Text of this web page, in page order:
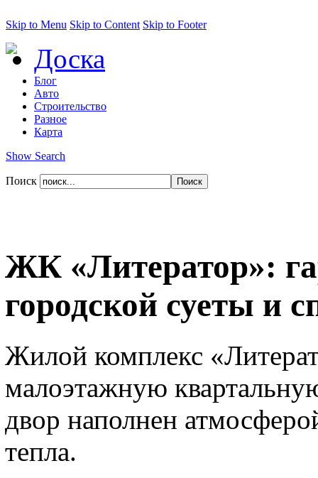
Skip to Menu Skip to Content Skip to Footer
Доска
Блог
Авто
Строительство
Разное
Карта
Show Search
Поиск
ЖК «Литератор»:
городской суеты и
Жилой комплекс
малоэтажную
двор наполнен
тепла.